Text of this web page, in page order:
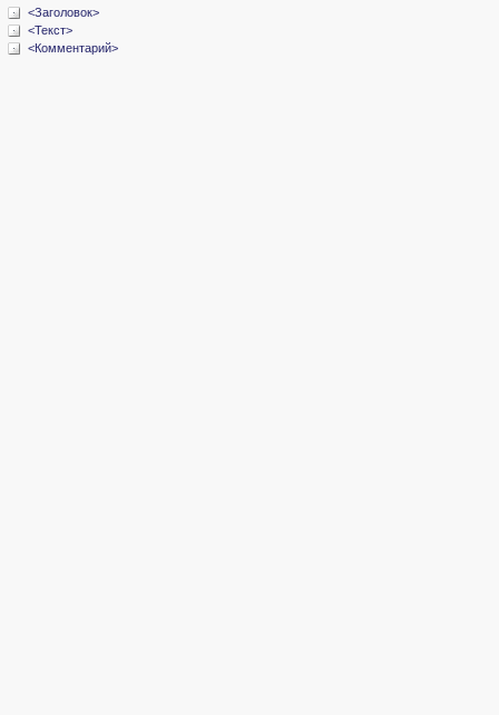
<Заголовок>
<Текст>
<Комментарий>